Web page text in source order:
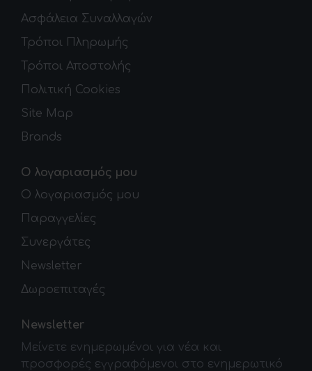
Ασφάλεια Συναλλαγών
Τρόποι Πληρωμής
Τρόποι Αποστολής
Πολιτική Cookies
Site Map
Brands
Ο λογαριασμός μου
Ο λογαριασμός μου
Παραγγελίες
Συνεργάτες
Newsletter
Δωροεπιταγές
Newsletter
Μείνετε ενημερωμένοι για νέα και
προσφορές εγγραφόμενοι στο ενημερωτικό